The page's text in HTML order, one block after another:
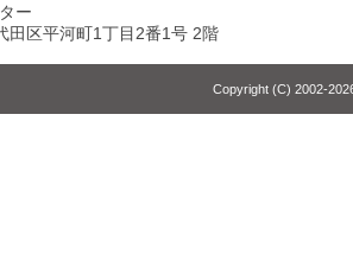
ー
田区平河町1丁目2番1号 2階
Copyright (C) 2002-